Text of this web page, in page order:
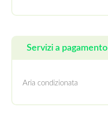
Servizi a pagamento
Aria condizionata